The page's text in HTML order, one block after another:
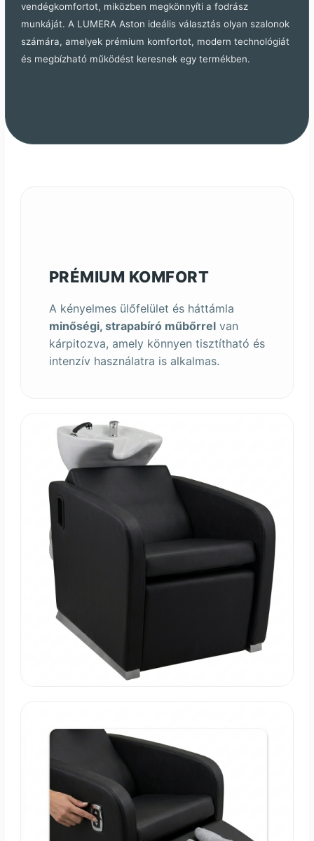
vendégkomfortot, miközben megkönnyíti a fodrász
munkáját. A LUMERA Aston ideális választás olyan szalonok
számára, amelyek prémium komfortot, modern technológiát
és megbízható működést keresnek egy termékben.
PRÉMIUM KOMFORT
A kényelmes ülőfelület és háttámla
minőségi, strapabíró műbőrrelvan
kárpitozva, amely könnyen tisztítható és
intenzív használatra is alkalmas.